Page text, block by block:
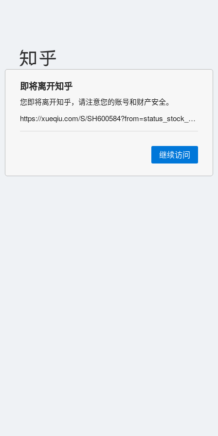
即将离开知乎
您即将离开知乎，请注意您的账号和财产安全。
https://xueqiu.com/S/SH600584?from=status_stock_match
继续访问